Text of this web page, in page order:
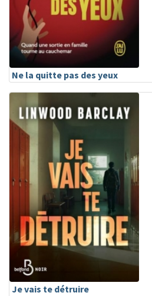
Ne la quitte pas des yeux
Je vais te détruire